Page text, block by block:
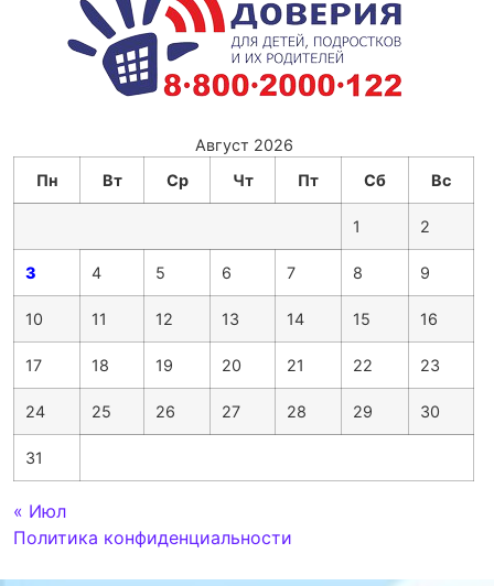
Август 2026
Пн
Вт Ср Чт Пт Сб Вс
1 2
3 4 5 6 7 8 9
10 11 12 13 14 15 16
17 18 19 20 21 22 23
24 25 26 27 28 29 30
31
« Июл
Политика конфиденциальности